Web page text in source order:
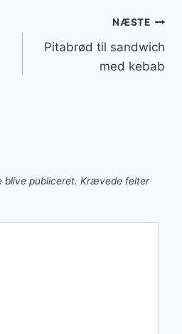
NÆSTE
Pitabrød til sandwich
med kebab
blive publiceret. Krævede felter